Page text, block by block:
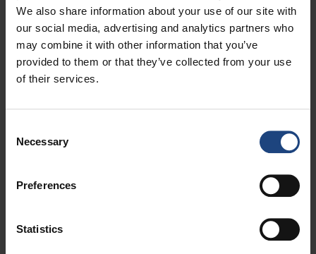
We also share information about your use of our site with
our social media, advertising and analytics partners who
may combine it with other information that you’ve
provided to them or that they’ve collected from your use
of their services.
Selection
Necessary
Preferences
Statistics
Dodatne pogodnosti koje pruža Croatia
Airlines
U cijenu avionske karte uključeni su hrana i piće koje
zrakoplovu dočekat će vas osobni primjerak našeg putnog
časopisa CROATIA, u kojem možete čitati o ljepotama
Hrvatske, inozemnim odredištima Croatia Airlinesa te o
navedenu cijenu uključen je i, web-check-in ili prijava za let
u zračnoj luci te nagradne milje u programu Miles & More ili
kompanija iz Star Alliance grupe.